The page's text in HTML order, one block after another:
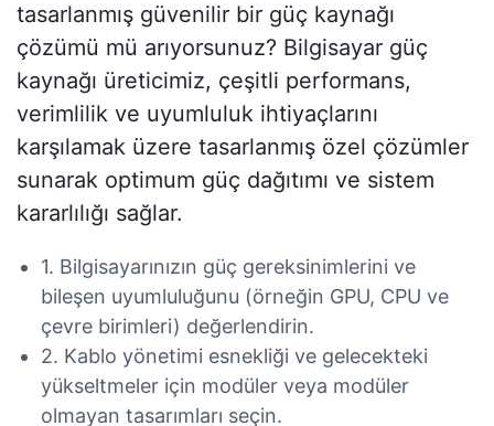
tasarlanmış güvenilir bir güç kaynağı
çözümü mü arıyorsunuz? Bilgisayar güç
kaynağı üreticimiz, çeşitli performans,
verimlilik ve uyumluluk ihtiyaçlarını
karşılamak üzere tasarlanmış özel çözümler
sunarak optimum güç dağıtımı ve sistem
kararlılığı sağlar.
1. Bilgisayarınızın güç gereksinimlerini ve
bileşen uyumluluğunu (örneğin GPU, CPU ve
çevre birimleri) değerlendirin.
2. Kablo yönetimi esnekliği ve gelecekteki
yükseltmeler için modüler veya modüler
olmayan tasarımları seçin.